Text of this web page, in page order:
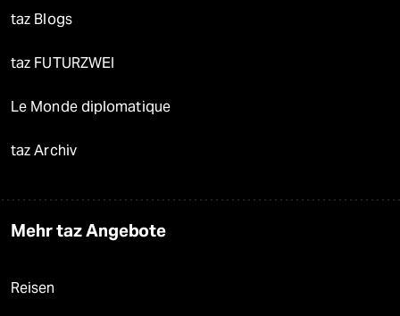
taz Blogs
taz FUTURZWEI
Le Monde diplomatique
taz Archiv
Mehr taz Angebote
Reisen